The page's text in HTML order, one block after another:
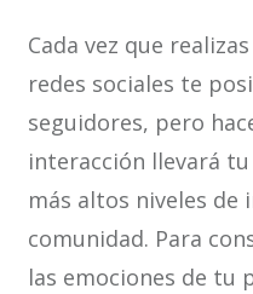
Cada vez que
redes sociales te
seguidores, pero
interacción llevará
más altos niveles de
comunidad. Para
las emociones de tu